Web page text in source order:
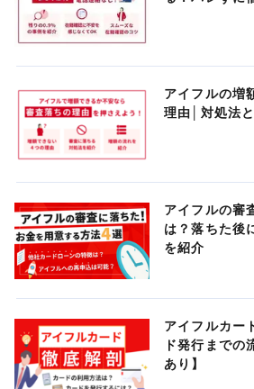
アイフルの増
理由│対処法
アイフルの審
は？落ちた後
を紹介
アイフルカー
ド発行までの
あり】